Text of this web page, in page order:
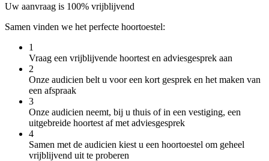
Uw aanvraag is 100% vrijblijvend
Samen vinden we het perfecte hoortoestel:
1
Vraag een vrijblijvende hoortest en adviesgesprek aan
2
Onze audicien belt u voor een kort gesprek en het maken van
een afspraak
3
Onze audicien neemt, bij u thuis of in een vestiging, een
uitgebreide hoortest af met adviesgesprek
4
Samen met de audicien kiest u een hoortoestel om geheel
vrijblijvend uit te proberen